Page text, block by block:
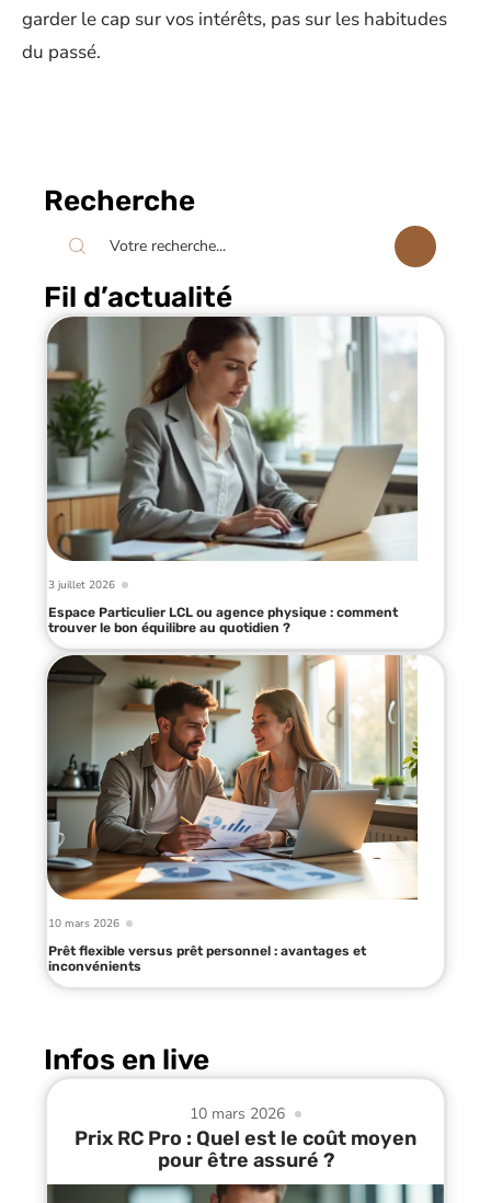
garder le cap sur vos intérêts, pas sur les habitudes
du passé.
Recherche
Fil d’actualité
3 juillet 2026
Espace Particulier LCL ou agence physique : comment
trouver le bon équilibre au quotidien ?
10 mars 2026
Prêt flexible versus prêt personnel : avantages et
inconvénients
Infos en live
10 mars 2026
Prix RC Pro : Quel est le coût moyen
pour être assuré ?